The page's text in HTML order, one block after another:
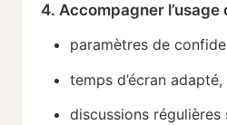
4. Accompagner l’usage
paramètres de
temps d’écran adapté,
discussions